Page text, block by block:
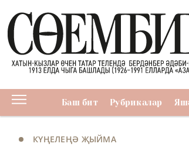
Баш бит Рубрикалар
КҮҢЕЛЕҢӘ ҖЫЙМА